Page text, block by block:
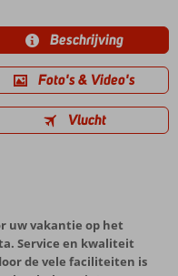
Beschrijving
Foto's & Video's
Vlucht
uw vakantie op het
Service en kwaliteit
de vele faciliteiten is